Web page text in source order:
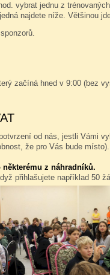
vybrat jednu z
najdete níže. Většinou
začíná hned v 9:00 (bez
od nás, jestli Vámi
že pro Vás bude místo).
z náhradníků.
přihlašujete například 50